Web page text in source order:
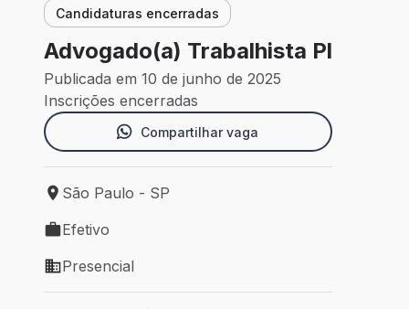
Candidaturas encerradas
Advogado(a) Trabalhista Pl
Publicada em 10 de junho de 2025
Inscrições encerradas
Compartilhar vaga
Local de trabalho: São Paulo - SP
São Paulo - SP
Tipo de vaga: Efetivo
Efetivo
Modelo de trabalho: Presencial
Presencial